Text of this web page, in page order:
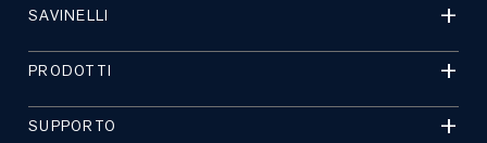
SAVINELLI
PRODOTTI
SUPPORTO